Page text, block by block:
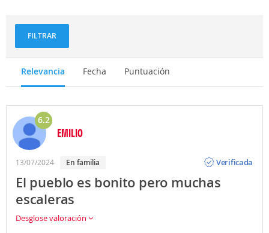
FILTRAR
Relevancia Fecha Puntuación
6.2
EMILIO
13/07/2024 En familia
Verificada
El pueblo es bonito pero muchas
escaleras
Desglose valoración